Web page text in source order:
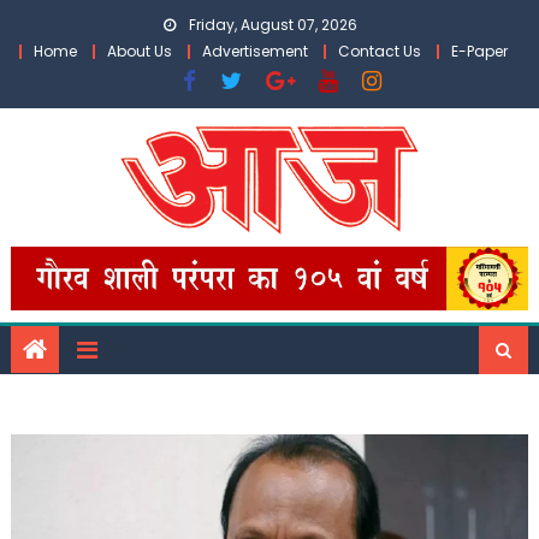
Friday, August 07, 2026
Home
About Us Advertisement Contact Us E-Paper